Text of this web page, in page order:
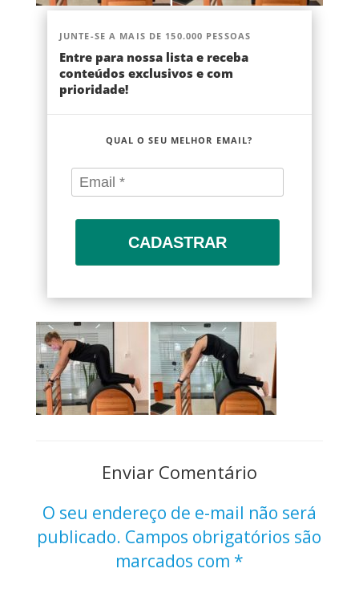
JUNTE-SE A MAIS DE 150.000 PESSOAS
Entre para nossa lista e receba
conteúdos exclusivos e com
prioridade!
QUAL O SEU MELHOR EMAIL?
CADASTRAR
Enviar Comentário
O seu endereço de e-mail não será
publicado. Campos obrigatórios são
marcados com *